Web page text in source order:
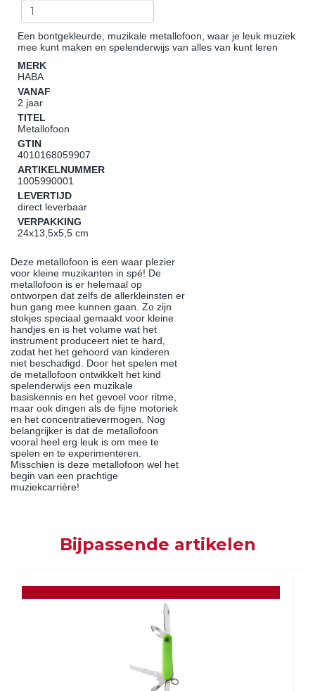
Een bontgekleurde, muzikale metallofoon, waar je leuk muziek
mee kunt maken en spelenderwijs van alles van kunt leren
MERK
HABA
VANAF
2 jaar
TITEL
Metallofoon
GTIN
4010168059907
ARTIKELNUMMER
1005990001
LEVERTIJD
direct leverbaar
VERPAKKING
24x13,5x5,5 cm
Deze metallofoon is een waar plezier
voor kleine muzikanten in spé! De
metallofoon is er helemaal op
ontworpen dat zelfs de allerkleinsten er
hun gang mee kunnen gaan. Zo zijn
stokjes speciaal gemaakt voor kleine
handjes en is het volume wat het
instrument produceert niet te hard,
zodat het het gehoord van kinderen
niet beschadigd. Door het spelen met
de metallofoon ontwikkelt het kind
spelenderwijs een muzikale
basiskennis en het gevoel voor ritme,
maar ook dingen als de fijne motoriek
en het concentratievermogen. Nog
belangrijker is dat de metallofoon
vooral heel erg leuk is om mee te
spelen en te experimenteren.
Misschien is deze metallofoon wel het
begin van een prachtige
muziekcarrière!
Bijpassende artikelen